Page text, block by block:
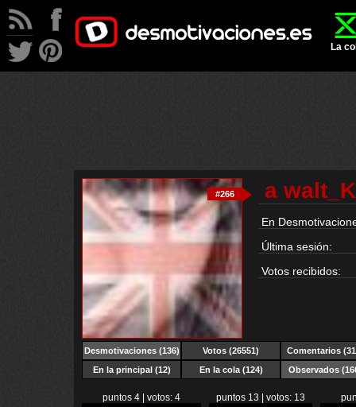
La
#266 a
En
Última sesión:
Votos recibidos:
Desmotivaciones(136) Votos (26551)
Comentarios
En la principal (12)
En la cola (124) Observados
puntos 4 | votos: 4 puntos 13 | votos: 13